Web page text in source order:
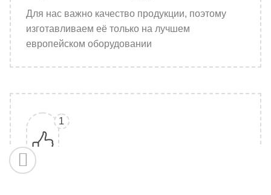
Для нас важно качество продукции, поэтому
изготавливаем её только на лучшем
европейском оборудовании
1